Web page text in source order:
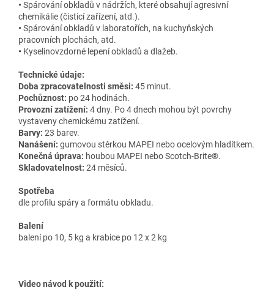
•Spárování obkladů v nádržích, které obsahují agresivní
chemikálie (čisticí zařízení, atd.).
•Spárování obkladů v laboratořích, na kuchyňských
pracovních plochách, atd.
• Kyselinovzdorné lepení obkladů a dlažeb.
Technické údaje:
Doba zpracovatelnosti směsi: 45 minut.
Pochůznost: po 24 hodinách.
Provozní zatížení: 4 dny. Po 4 dnech mohou být povrchy
vystaveny chemickému zatížení.
Barvy: 23 barev.
Nanášení: gumovou stěrkou MAPEI nebo ocelovým hladítkem.
Konečná úprava: houbou MAPEI nebo Scotch-Brite®.
Skladovatelnost: 24 měsíců.
Spotřeba
dle profilu spáry a formátu obkladu.
Balení
balení po 10, 5 kg a krabice po 12 x 2 kg
Video návod k použití: